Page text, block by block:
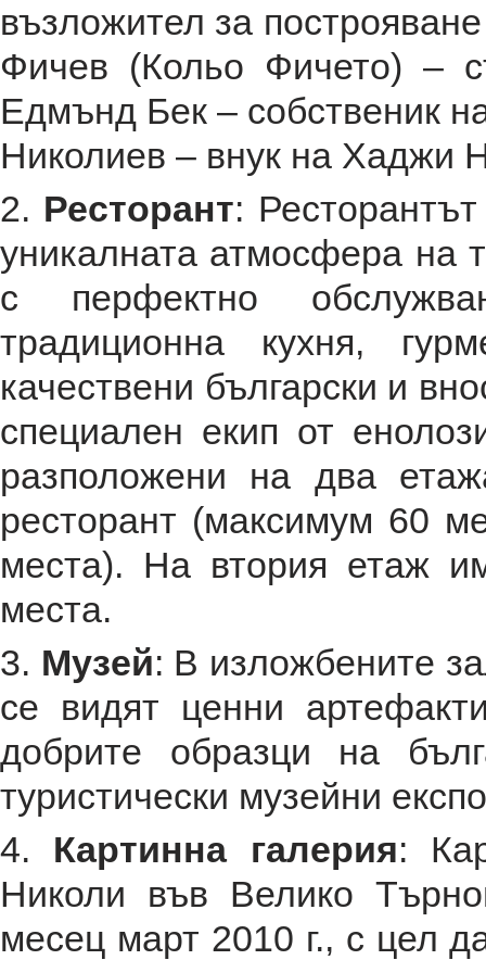
възложител за
Фичев (Кольо Фичето) –
Едмънд Бек – собственик
Николиев – внук на Хаджи
2. Ресторант:
уникалната атмосфера на
с перфектно
традиционна кухня,
качествени български и
специален екип от
разположени на два
ресторант (максимум 60
места). На втория етаж
места.
3. Музей: В изложбените
се видят ценни
добрите образци на
туристически музейни
4. Картинна галерия:
Николи във Велико
месец март 2010 г., с цел